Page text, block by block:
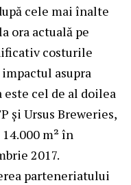
cele mai înalte
ora actuală pe
costurile
asupra
cel de al doilea
și Ursus Breweries,
m² în
2017.
parteneriatului